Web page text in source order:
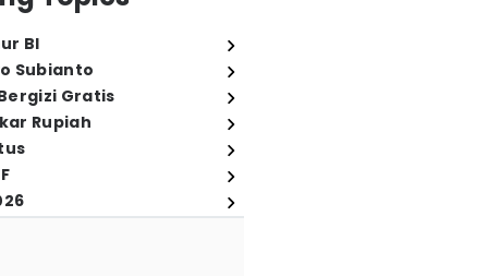
BI
Subianto
Gratis
Rupiah